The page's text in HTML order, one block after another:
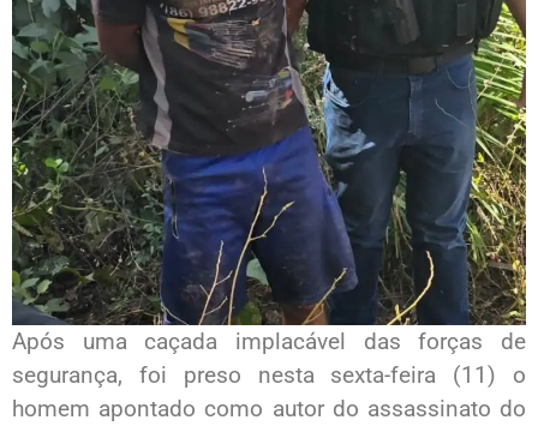
Após uma caçada implacável das forças de
segurança, foi preso nesta sexta-feira (11) o
homem apontado como autor do assassinato do